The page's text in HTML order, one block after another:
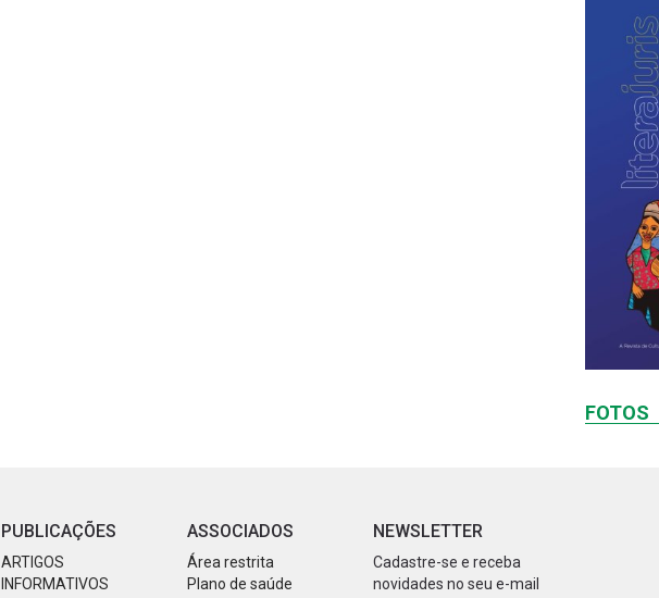
FOTOS
PUBLICAÇÕES
ARTIGOS
INFORMATIVOS
ASSOCIADOS
Área restrita
Plano de saúde
NEWSLETTER
Cadastre-se e receba
novidades no seu e-mail